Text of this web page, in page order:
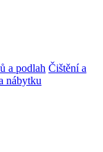
a podlah Čištění a
nábytku